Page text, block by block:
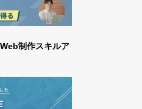
制作スキルア